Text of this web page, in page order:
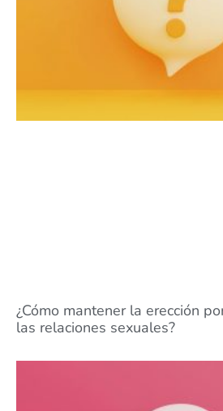
¿Cómo mantener la erección
las relaciones sexuales?